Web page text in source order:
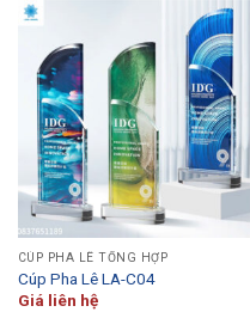
CÚP PHA LÊ TỔNG HỢP
Cúp Pha Lê LA-C04
Giá liên hệ